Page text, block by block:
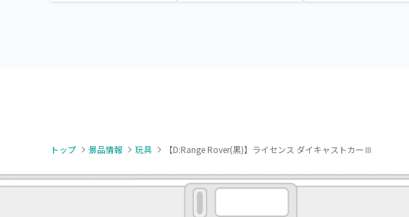
トップ 景品情報 玩具 【D:Range Rover(黒)】ライセンス ダイキャストカーⅢ